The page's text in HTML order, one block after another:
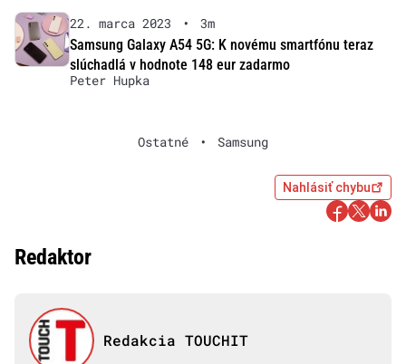
22. marca 2023 •
3m
Samsung Galaxy A54 5G: K novému smartfónu teraz
slúchadlá v hodnote 148 eur zadarmo
Peter Hupka
Ostatné • Samsung
Nahlásiť chybu
Redaktor
Redakcia TOUCHIT